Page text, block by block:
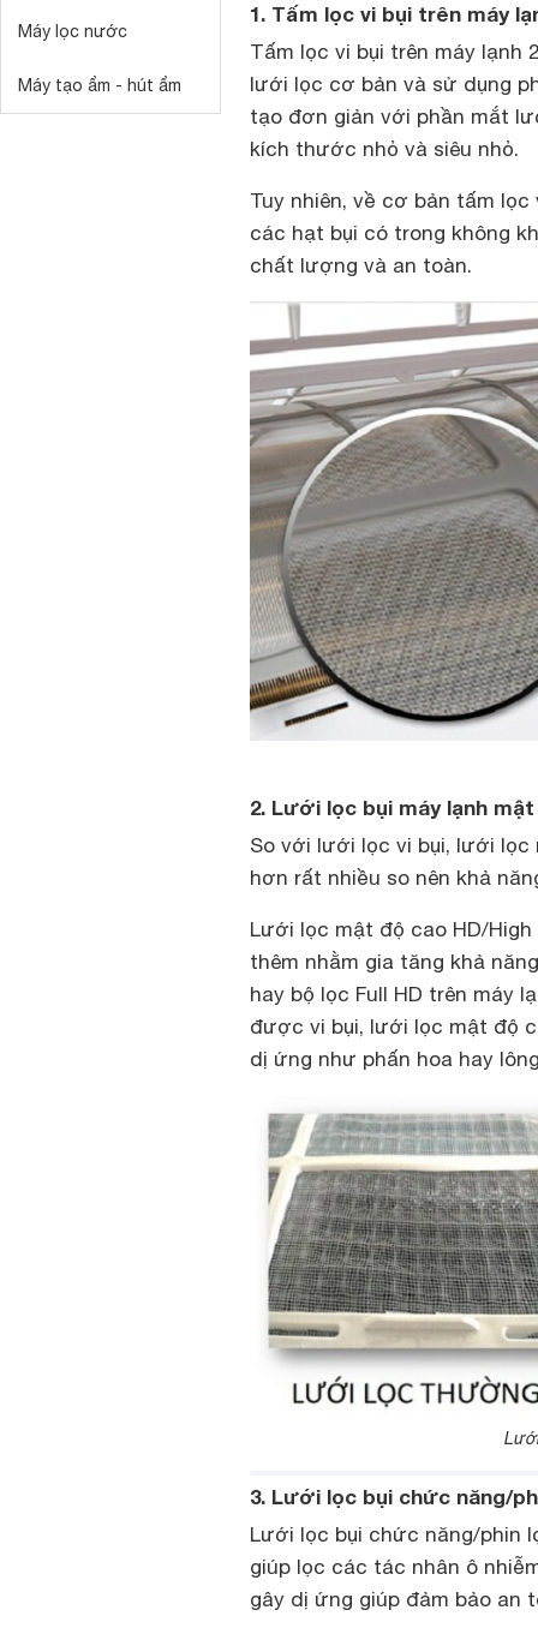
Máy lọc nước
Máy tạo ẩm - hút ẩm
1. Tấm lọc vi bụi trên máy
Tấm lọc vi bụi trên máy
lưới lọc cơ bản và sử dụng
tạo đơn giản với phần mắt
kích thước nhỏ và siêu nhỏ.
Tuy nhiên, về cơ bản tấm
các hạt bụi có trong không
chất lượng và an toàn.
2. Lưới lọc bụi máy lạnh
So với lưới lọc vi bụi, lưới
hơn rất nhiều so nên khả
Lưới lọc mật độ cao HD/
thêm nhằm gia tăng khả
hay bộ lọc Full HD trên máy
được vi bụi, lưới lọc mật độ
dị ứng như phấn hoa hay
3. Lưới lọc bụi chức năng/
Lưới lọc bụi chức năng/phin
giúp lọc các tác nhân ô
gây dị ứng giúp đảm bảo an